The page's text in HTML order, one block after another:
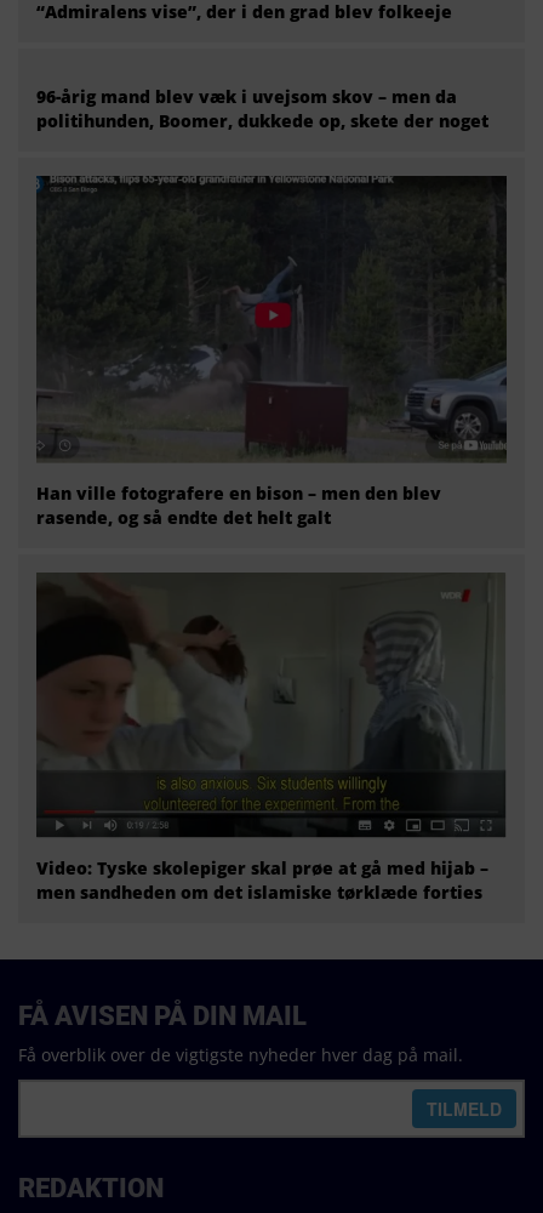
“Admiralens vise”, der i den grad blev folkeeje
96-årig mand blev væk i uvejsom skov – men da
politihunden, Boomer, dukkede op, skete der noget
Han ville fotografere en bison – men den blev
rasende, og så endte det helt galt
Video: Tyske skolepiger skal prøe at gå med hijab –
men sandheden om det islamiske tørklæde forties
REDAKTION
FÅ AVISEN PÅ DIN MAIL
Få overblik over de vigtigste nyheder hver dag på mail.